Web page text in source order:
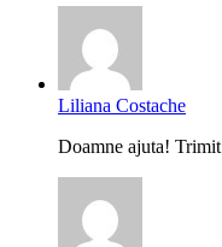
Liliana Costache
Doamne ajuta!